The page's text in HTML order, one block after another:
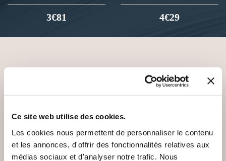
Ce site web utilise des cookies.
Les cookies nous permettent de personnaliser le contenu
et les annonces, d'offrir des fonctionnalités relatives aux
médias sociaux et d'analyser notre trafic. Nous
3€81 4€29
VOUS AIMEREZ AUSSI